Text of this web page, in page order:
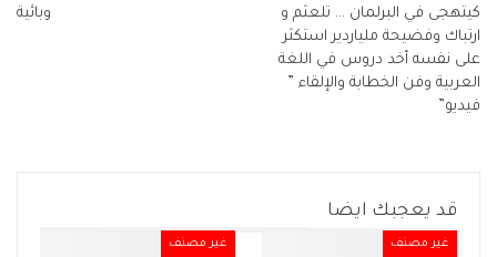
كيتهجى في البرلمان … تلعثم و
ارتباك وفضيحة ملياردير استكثر
على نفسه أخد دروس في اللغة
العربية وفن الخطابة والإلقاء ”
فيديو”
وبائية
قد يعجبك ايضا
غير مصنف غير مصنف